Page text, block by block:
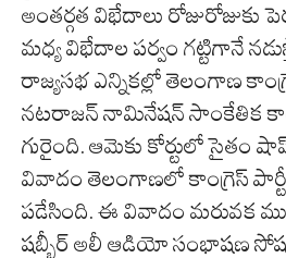
అంతర్గత విభేదాలు రోజురోజుకు
మధ్య విభేదాల పర్వం గట్టిగానే
రాజ్యసభ ఎన్నికల్లో తెలంగాణ
నటరాజన్ నామినేషన్ సాంకేతిక
గురైంది. ఆమెకు కోర్టులో సైతం
వివాదం తెలంగాణలో కాంగ్రెస్
పడేసింది. ఈ వివాదం మరువక
షబ్బీర్ అలీ ఆడియో సంభాషణ